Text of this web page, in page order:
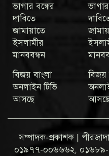
ভাগার বন্ধের
দাবিতে
জামায়াতে
ইসলামীর
মানববন্ধন
বিজয় বাংলা
অনলাইন টিভি
আসছে
বিজয়
সম্পাদক-প্রকাশক |
০১৯৭৭-০০৬৬৬২, ০১৬৮৯-